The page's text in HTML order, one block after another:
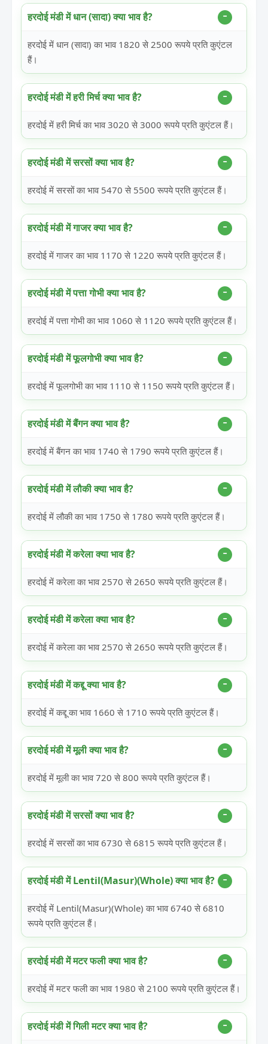
हरदोई मंडी में धान (सादा) क्या भाव है?
हरदोई में धान (सादा) का भाव 1820 से 2500 रूपये प्रति कुएंटल
हैं।
हरदोई मंडी में हरी मिर्च क्या भाव है?
हरदोई में हरी मिर्च का भाव 3020 से 3000 रूपये प्रति कुएंटल हैं।
हरदोई मंडी में सरसों क्या भाव है?
हरदोई में सरसों का भाव 5470 से 5500 रूपये प्रति कुएंटल हैं।
हरदोई मंडी में गाजर क्या भाव है?
हरदोई में गाजर का भाव 1170 से 1220 रूपये प्रति कुएंटल हैं।
हरदोई मंडी में पत्ता गोभी क्या भाव है?
हरदोई में पत्ता गोभी का भाव 1060 से 1120 रूपये प्रति कुएंटल हैं।
हरदोई मंडी में फूलगोभी क्या भाव है?
हरदोई में फूलगोभी का भाव 1110 से 1150 रूपये प्रति कुएंटल हैं।
हरदोई मंडी में बैंगन क्या भाव है?
हरदोई में बैंगन का भाव 1740 से 1790 रूपये प्रति कुएंटल हैं।
हरदोई मंडी में लौकी क्या भाव है?
हरदोई में लौकी का भाव 1750 से 1780 रूपये प्रति कुएंटल हैं।
हरदोई मंडी में करेला क्या भाव है?
हरदोई में करेला का भाव 2570 से 2650 रूपये प्रति कुएंटल हैं।
हरदोई मंडी में करेला क्या भाव है?
हरदोई में करेला का भाव 2570 से 2650 रूपये प्रति कुएंटल हैं।
हरदोई मंडी में कद्दू क्या भाव है?
हरदोई में कद्दू का भाव 1660 से 1710 रूपये प्रति कुएंटल हैं।
हरदोई मंडी में मूली क्या भाव है?
हरदोई में मूली का भाव 720 से 800 रूपये प्रति कुएंटल हैं।
हरदोई मंडी में सरसों क्या भाव है?
हरदोई में सरसों का भाव 6730 से 6815 रूपये प्रति कुएंटल हैं।
हरदोई मंडी में Lentil(Masur)(Whole) क्या भाव है?
हरदोई में Lentil(Masur)(Whole) का भाव 6740 से 6810
रूपये प्रति कुएंटल हैं।
हरदोई मंडी में मटर फली क्या भाव है?
हरदोई में मटर फली का भाव 1980 से 2100 रूपये प्रति कुएंटल हैं।
हरदोई मंडी में गिली मटर क्या भाव है?